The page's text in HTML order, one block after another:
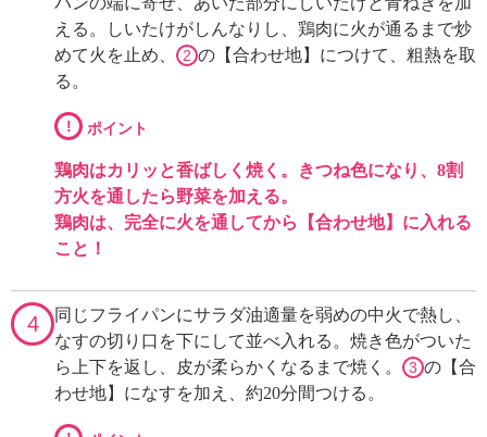
える。しいたけがしんなりし、鶏肉に火が通るまで炒
めて火を止め、
2 の【合わせ地】につけて、粗熱を取
る。
! ポイント
鶏肉はカリッと香ばしく焼く。きつね色になり、8割
方火を通したら野菜を加える。
鶏肉は、完全に火を通してから【合わせ地】に入れる
こと！
4
同じフライパンにサラダ油適量を弱めの中火で熱し、
なすの切り口を下にして並べ入れる。焼き色がついた
ら上下を返し、皮が柔らかくなるまで焼く。
3 の【合
わせ地】になすを加え、約20分間つける。